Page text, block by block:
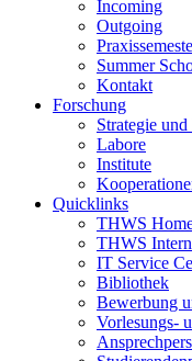
Incoming
Outgoing
Summer
Kontakt
Forschung
Strategie
Labore
Institute
Quicklinks
THWS
THWS
IT Service
Bibliothek
Bewerbung
Vorlesungs-